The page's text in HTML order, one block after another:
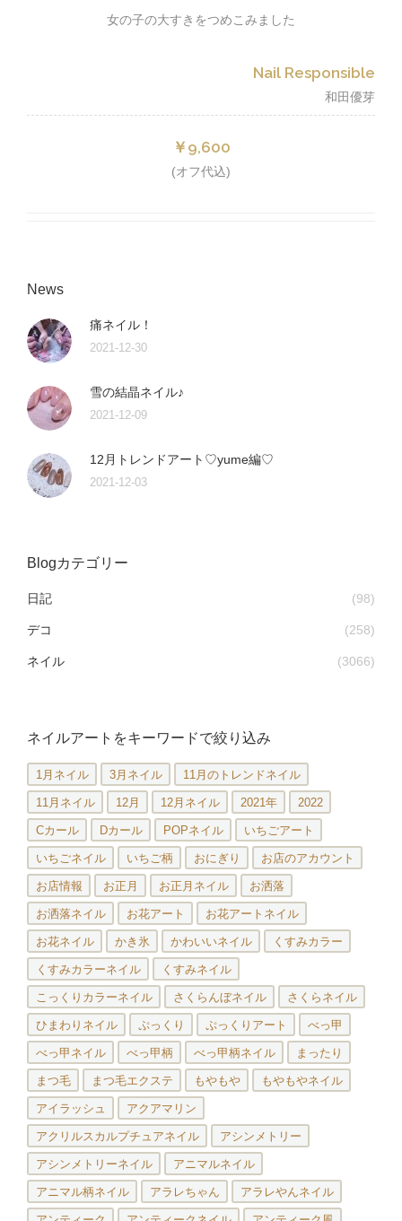
女の子の大すきをつめこみました
Nail Responsible
和田優芽
￥9,600
(オフ代込)
News
痛ネイル！
2021-12-30
雪の結晶ネイル♪
2021-12-09
12月トレンドアート♡yume編♡
2021-12-03
Blogカテゴリー
日記 (98)
デコ (258)
ネイル (3066)
ネイルアートをキーワードで絞り込み
1月ネイル 3月ネイル 11月のトレンドネイル
11月ネイル 12月 12月ネイル 2021年 2022
Cカール Dカール POPネイル いちごアート
いちごネイル いちご柄 おにぎり お店のアカウント
お店情報 お正月 お正月ネイル お洒落
お洒落ネイル お花アート お花アートネイル
お花ネイル かき氷 かわいいネイル くすみカラー
くすみカラーネイル くすみネイル
こっくりカラーネイル さくらんぼネイル さくらネイル
ひまわりネイル ぷっくり ぷっくりアート べっ甲
べっ甲ネイル べっ甲柄 べっ甲柄ネイル まったり
まつ毛 まつ毛エクステ もやもや もやもやネイル
アイラッシュ アクアマリン
アクリルスカルプチュアネイル アシンメトリー
アシンメトリーネイル アニマルネイル
アニマル柄ネイル アラレちゃん アラレやんネイル